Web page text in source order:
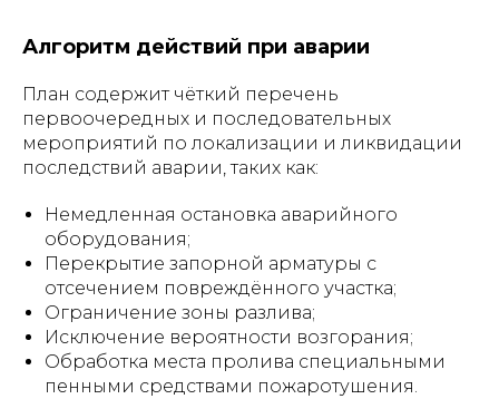
Алгоритм действий при аварии
План содержит чёткий перечень
первоочередных и последовательных
мероприятий по локализации и ликвидации
последствий аварии, таких как:
Немедленная остановка аварийного
оборудования;
Перекрытие запорной арматуры с
отсечением повреждённого участка;
Ограничение зоны разлива;
Исключение вероятности возгорания;
Обработка места пролива специальными
пенными средствами пожаротушения.